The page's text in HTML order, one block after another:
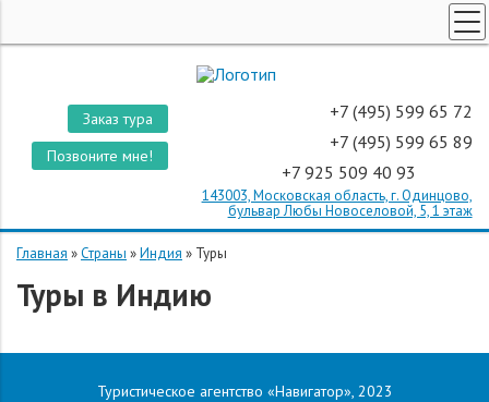
Заказ тура
Позвоните мне!
+7 (495) 599 65 72
+7 (495) 599 65 89
+7 925 509 40 93
143003, Московская область, г. Одинцово,
бульвар Любы Новоселовой, 5, 1 этаж
ТУРЫ ПО РОССИИ
ТУРЫ ДЛЯ ШКОЛЬНИКОВ
ПОИСК ТУРОВ
СТРАНЫ
О КОМПАНИИ
Главная »Страны »Индия » Туры
Туры в Индию
Туристическое агентство «Навигатор», 2023